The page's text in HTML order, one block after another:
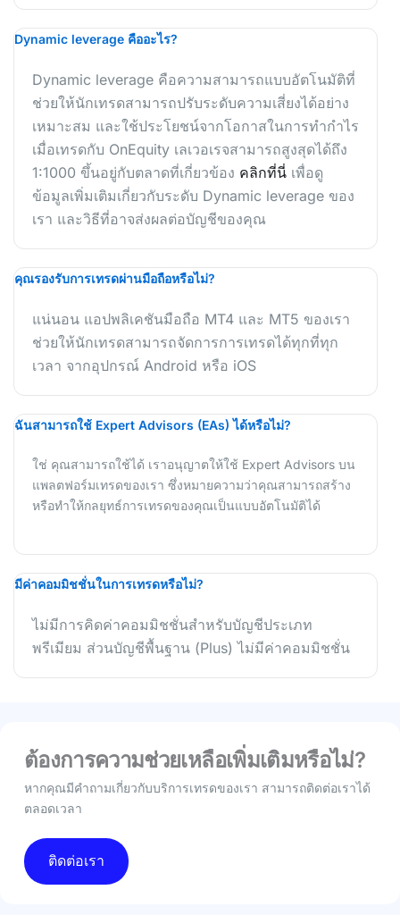
Dynamic leverage คืออะไร?
Dynamic leverage คือความสามารถแบบอัตโนมัติที่
ช่วยให้นักเทรดสามารถปรับระดับความเสี่ยงได้อย่าง
เหมาะสม และใช้ประโยชน์จากโอกาสในการทำกำไร
เมื่อเทรดกับ OnEquity เลเวอเรจสามารถสูงสุดได้ถึง
1:1000 ขึ้นอยู่กับตลาดที่เกี่ยวข้อง คลิกที่นี่ เพื่อดู
ข้อมูลเพิ่มเติมเกี่ยวกับระดับ Dynamic leverage ของ
เรา และวิธีที่อาจส่งผลต่อบัญชีของคุณ
คุณรองรับการเทรดผ่านมือถือหรือไม่?
แน่นอน แอปพลิเคชันมือถือ MT4 และ MT5 ของเรา
ช่วยให้นักเทรดสามารถจัดการการเทรดได้ทุกที่ทุก
เวลา จากอุปกรณ์ Android หรือ iOS
ฉันสามารถใช้ Expert Advisors (EAs) ได้หรือไม่?
ใช่ คุณสามารถใช้ได้ เราอนุญาตให้ใช้ Expert Advisors บน
แพลตฟอร์มเทรดของเรา ซึ่งหมายความว่าคุณสามารถสร้าง
หรือทำให้กลยุทธ์การเทรดของคุณเป็นแบบอัตโนมัติได้
มีค่าคอมมิชชั่นในการเทรดหรือไม่?
ไม่มีการคิดค่าคอมมิชชั่นสำหรับบัญชีประเภท
พรีเมียม ส่วนบัญชีพื้นฐาน (Plus) ไม่มีค่าคอมมิชชั่น
ต้องการความช่วยเหลือเพิ่มเติมหรือไม่?
หากคุณมีคำถามเกี่ยวกับบริการเทรดของเรา สามารถติดต่อเราได้
ตลอดเวลา
ติดต่อเรา